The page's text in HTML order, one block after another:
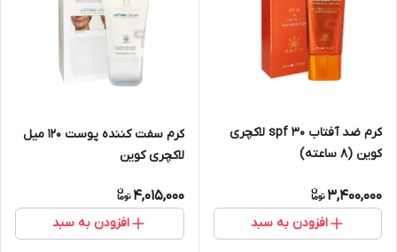
کرم ضد آفتاب spf ۳۰ لاکچری
کوین (8 ساعته)
3,400,000
افزودن به سبد
کرم سفت کننده پوست ۱۲۰ میل
لاکچری کوین
4,015,000
افزودن به سبد